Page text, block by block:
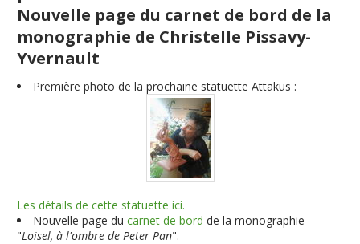
Nouvelle page du carnet de bord de la
monographie de Christelle Pissavy-
Yvernault
Première photo de la prochaine statuette Attakus :
Les détails de cette statuette ici.
Nouvelle page ducarnet de bord de la monographie
"Loisel, à l'ombre de Peter Pan".